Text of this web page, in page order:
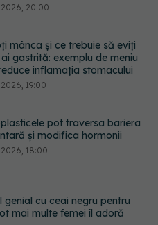
19:00
pot traversa bariera
și modifica hormonii
18:00
genial cu ceai negru pentru
mai multe femei îl adoră
17:00
folosit de peste 60 de
acționează într-un loc